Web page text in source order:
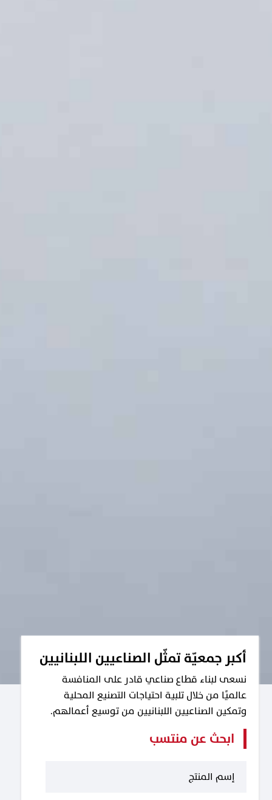
أكبر جمعيّة تمثّل الصناعيين اللبنانيين
نسعى لبناء قطاع صناعي قادر على المنافسة
عالميًا من خلال تلبية احتياجات التصنيع المحلية
وتمكين الصناعيين اللبنانيين من توسيع أعمالهم.
ابحث عن منتسب